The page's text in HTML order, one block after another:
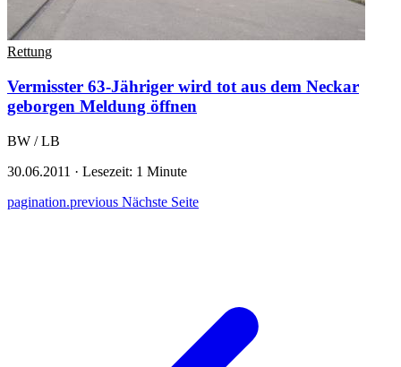
Rettung
Vermisster 63-Jähriger wird tot aus dem Neckar
geborgen Meldung öffnen
BW / LB
30.06.2011 · Lesezeit: 1 Minute
pagination.previous Nächste Seite